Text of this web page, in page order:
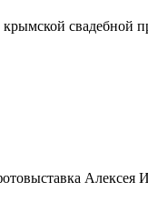
свадебной